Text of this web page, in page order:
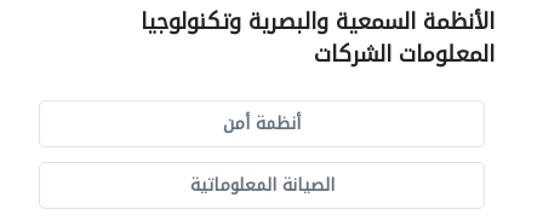
الأنظمة السمعية والبصرية وتكنولوجيا
المعلومات الشركات
أنظمة أمن
الصيانة المعلوماتية